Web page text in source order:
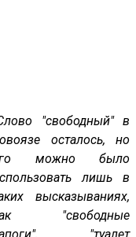
"свободный" в
осталось, но
можно было
лишь в
высказываниях,
"свободные